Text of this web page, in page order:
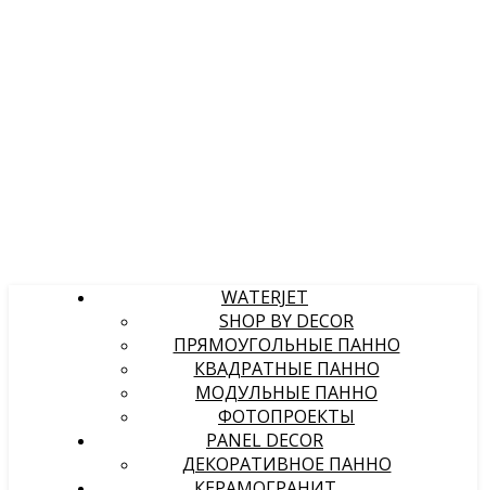
WATERJET
SHOP BY DECOR
ПРЯМОУГОЛЬНЫЕ ПАННО
КВАДРАТНЫЕ ПАННО
МОДУЛЬНЫЕ ПАННО
ФОТОПРОЕКТЫ
PANEL DECOR
ДЕКОРАТИВНОЕ ПАННО